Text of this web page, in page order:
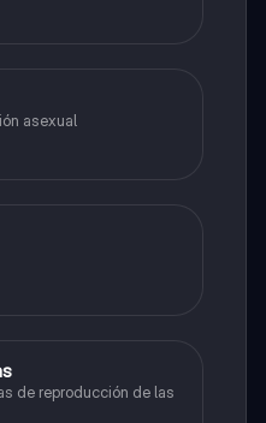
asexual
de reproducción de las